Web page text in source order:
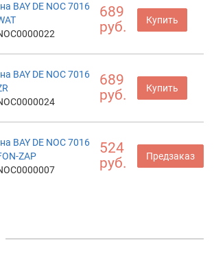
BAY DE NOC 7016
689
руб.
Купить
BAY DE NOC 7016
689
руб.
Купить
BAY DE NOC 7016
ZAP
524
руб.
Предзаказ